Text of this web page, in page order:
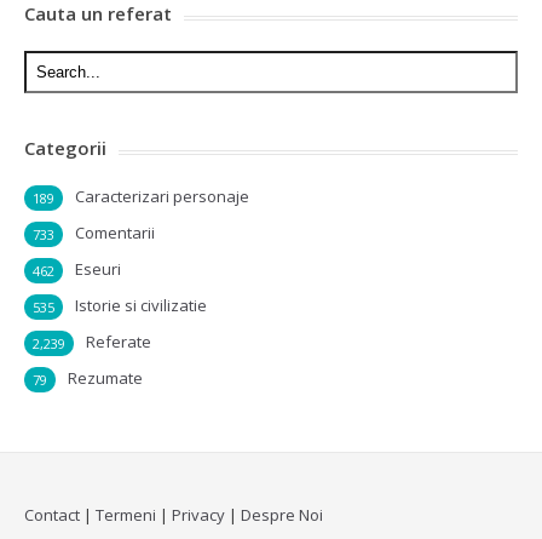
Cauta un referat
Categorii
Caracterizari personaje
189
Comentarii
733
Eseuri
462
Istorie si civilizatie
535
Referate
2,239
Rezumate
79
Contact | Termeni | Privacy | Despre Noi